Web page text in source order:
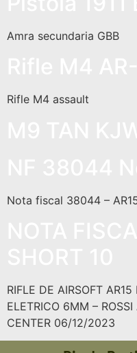
Amra secundaria GBB
Rifle M4 assault
Nota fiscal 38044 –
RIFLE DE AIRSOFT
ELETRICO 6MM –
CENTER 06/12/2023